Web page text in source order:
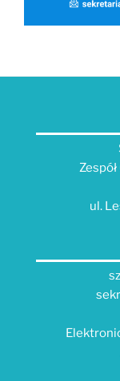
ul.